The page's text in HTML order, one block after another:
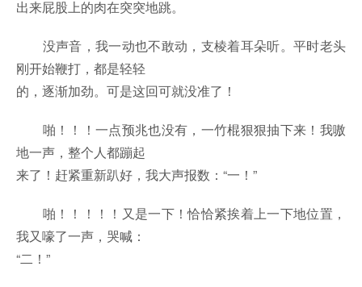
出来屁股上的肉在突突地跳。
没声音，我一动也不敢动，支棱着耳朵听。平时老头
刚开始鞭打，都是轻轻
的，逐渐加劲。可是这回可就没准了！
啪！！！一点预兆也没有，一竹棍狠狠抽下来！我嗷
地一声，整个人都蹦起
来了！赶紧重新趴好，我大声报数：“一！”
啪！！！！！又是一下！恰恰紧挨着上一下地位置，
我又嚎了一声，哭喊：
“二！”